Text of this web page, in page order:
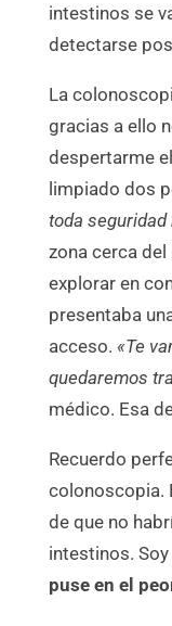
intestinos se
detectarse
La
gracias a ello
despertarme
limpiado dos
toda seguridad
zona cerca
explorar en
presentaba
acceso. «Te
quedaremos
médico. Esa
Recuerdo
colonoscopia.
de que no
intestinos.
puse en el